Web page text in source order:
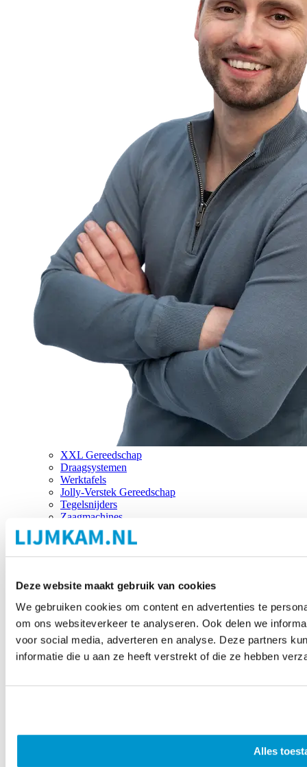
Deze website maakt gebruik van cookies
We gebruiken cookies om content en advertenties te
om ons websiteverkeer te analyseren. Ook delen we
voor social media, adverteren en analyse. Deze partners
informatie die u aan ze heeft verstrekt of die ze hebben
Alles
XXL Gereedschap
Draagsystemen
Werktafels
Jolly-Verstek Gereedschap
Tegelsnijders
Zaagmachines
Merken